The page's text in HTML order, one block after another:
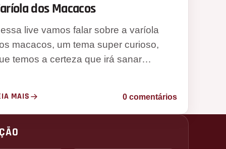
dos Macacos
live vamos falar sobre a varíola
macacos, um tema super curioso,
temos a certeza que irá sanar…
MAIS 0 comentários